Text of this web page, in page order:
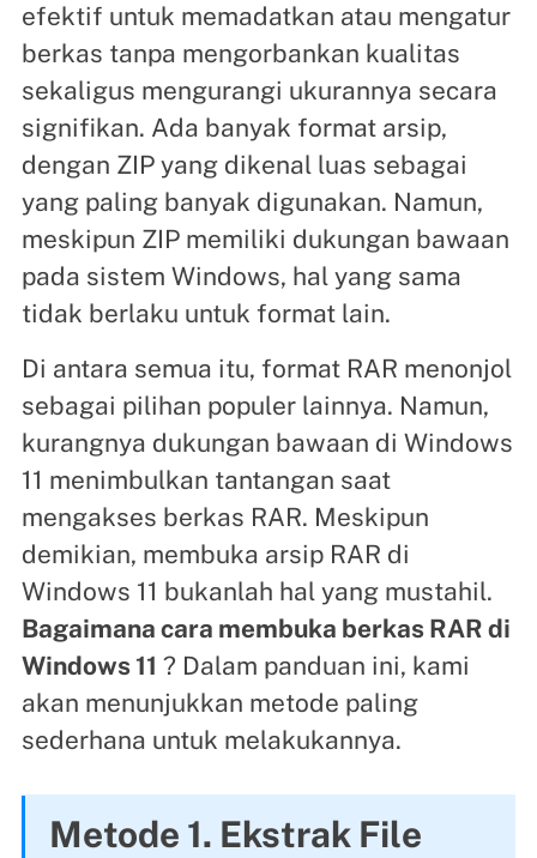
efektif untuk memadatkan atau mengatur
berkas tanpa mengorbankan kualitas
sekaligus mengurangi ukurannya secara
signifikan. Ada banyak format arsip,
dengan ZIP yang dikenal luas sebagai
yang paling banyak digunakan. Namun,
meskipun ZIP memiliki dukungan bawaan
pada sistem Windows, hal yang sama
tidak berlaku untuk format lain.
Di antara semua itu, format RAR menonjol
sebagai pilihan populer lainnya. Namun,
kurangnya dukungan bawaan di Windows
11 menimbulkan tantangan saat
mengakses berkas RAR. Meskipun
demikian, membuka arsip RAR di
Windows 11 bukanlah hal yang mustahil.
Bagaimana cara membuka berkas RAR di
Windows 11 ? Dalam panduan ini, kami
akan menunjukkan metode paling
sederhana untuk melakukannya.
Metode 1. Ekstrak File